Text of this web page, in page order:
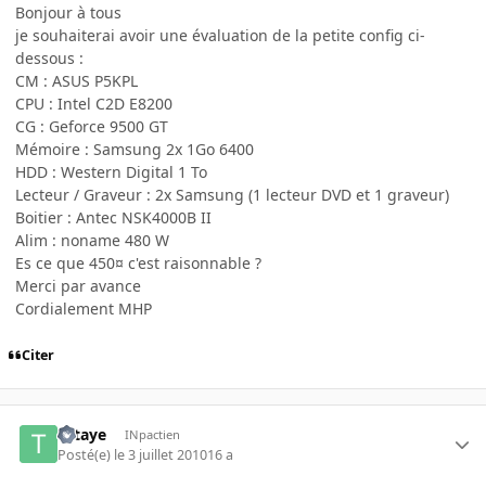
Bonjour à tous
je souhaiterai avoir une évaluation de la petite config ci-
dessous :
CM : ASUS P5KPL
CPU : Intel C2D E8200
CG : Geforce 9500 GT
Mémoire : Samsung 2x 1Go 6400
HDD : Western Digital 1 To
Lecteur / Graveur : 2x Samsung (1 lecteur DVD et 1 graveur)
Boitier : Antec NSK4000B II
Alim : noname 480 W
Es ce que 450¤ c'est raisonnable ?
Merci par avance
Cordialement MHP
Citer
Tataye INpactien
Posté(e) le 3 juillet 201016 a